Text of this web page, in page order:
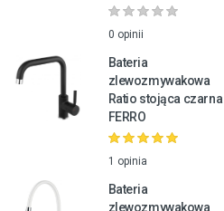
0 opinii
Bateria
zlewozmywakowa
Ratio stojąca czarna
FERRO
1 opinia
Bateria
zlewozmywakowa